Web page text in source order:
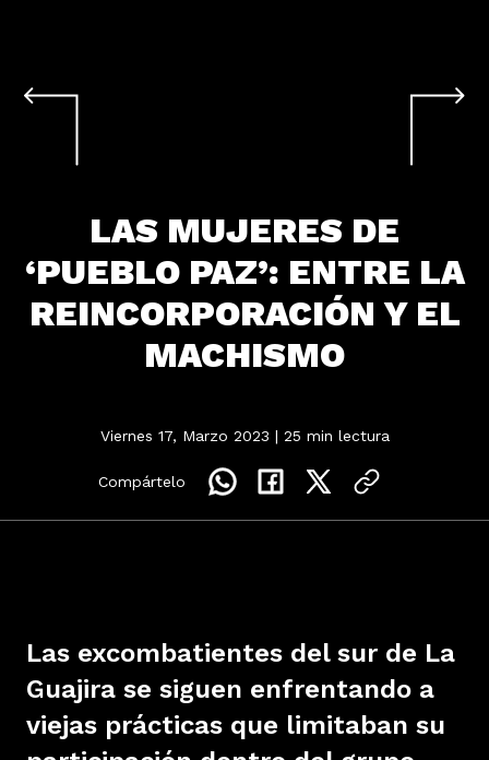
LAS MUJERES DE
‘PUEBLO PAZ’: ENTRE LA
REINCORPORACIÓN Y EL
MACHISMO
Viernes 17, Marzo 2023 | 25 min lectura
Compártelo
Las excombatientes del sur de La
Guajira se siguen enfrentando a
viejas prácticas que limitaban su